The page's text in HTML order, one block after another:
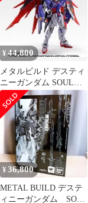
¥ 44,800
メタルビルド デスティ
ニーガンダム SOUL
RED
¥36,800
METAL BUILD デステ
ィニーガンダム SOUL